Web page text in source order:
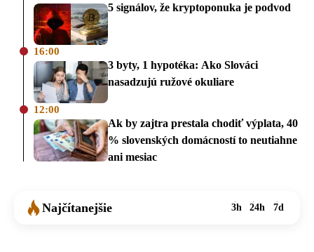
5 signálov, že kryptoponuka je podvod
16:00
3 byty, 1 hypotéka: Ako Slováci
nasadzujú ružové okuliare
12:00
Ak by zajtra prestala chodiť výplata, 40
% slovenských domácností to neutiahne
ani mesiac
Najčítanejšie 3h 24h 7d